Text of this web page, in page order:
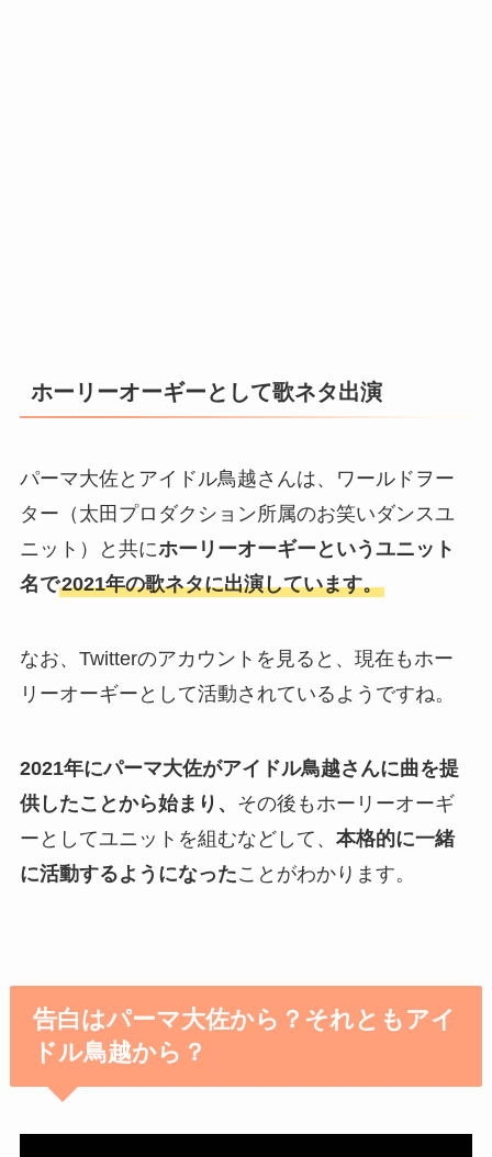
ホーリーオーギーとして歌ネタ出演
パーマ大佐とアイドル鳥越さんは、ワールドヲー
ター（太田プロダクション所属のお笑いダンスユ
ニット）と共にホーリーオーギーというユニット
名で2021年の歌ネタに出演しています。
なお、Twitterのアカウントを見ると、現在もホー
リーオーギーとして活動されているようですね。
2021年にパーマ大佐がアイドル鳥越さんに曲を提
供したことから始まり、 その後もホーリーオーギ
ーとしてユニットを組むなどして、 本格的に一緒
に活動するようになったことがわかります。
告白はパーマ大佐から？それともアイ
ドル鳥越から？